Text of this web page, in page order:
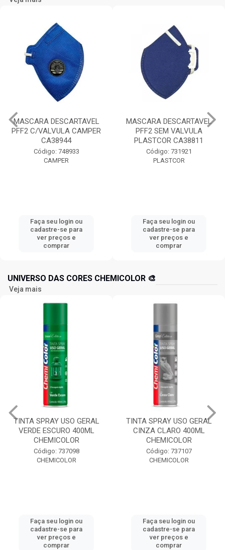
MASCARA DESCARTAVEL
PFF2 C/VALVULA CAMPER
CA38944
Código: 748933
CAMPER
Faça seu login ou
cadastre-se para
ver preços e
comprar
MASCARA DESCARTAVEL
PFF2 SEM VALVULA
PLASTCOR CA38811
Código: 731921
PLASTCOR
Faça seu login ou
cadastre-se para
ver preços e
comprar
UNIVERSO DAS CORES CHEMICOLOR 🎨
Veja mais
TINTA SPRAY USO GERAL
VERDE ESCURO 400ML
CHEMICOLOR
Código: 737098
CHEMICOLOR
Faça seu login ou
cadastre-se para
ver preços e
comprar
TINTA SPRAY USO GERAL
CINZA CLARO 400ML
CHEMICOLOR
Código: 737107
CHEMICOLOR
Faça seu login ou
cadastre-se para
ver preços e
comprar